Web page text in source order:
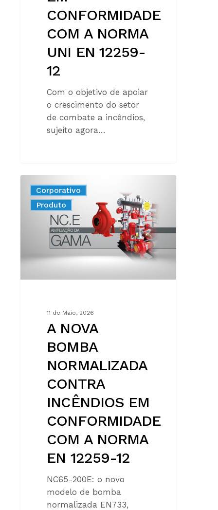
CONFORMIDADE
COM A NORMA
UNI EN 12259-
12
Com o objetivo de apoiar
o crescimento do setor
de combate a incêndios,
sujeito agora…
NOVA
BOMBA
NORMALIZADA
CONTRA
INCÊNDIOS
COM
Corporativo
New
Produto
11 de Maio, 2026
A NOVA
BOMBA
NORMALIZADA
CONTRA
INCÊNDIOS EM
CONFORMIDADE
COM A NORMA
EN 12259-12
NC65-200E: o novo
modelo de bomba
normalizada EN733,